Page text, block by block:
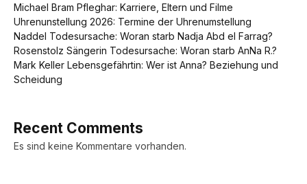
Michael Bram Pfleghar: Karriere, Eltern und Filme
Uhrenunstellung 2026: Termine der Uhrenumstellung
Naddel Todesursache: Woran starb Nadja Abd el Farrag?
Rosenstolz Sängerin Todesursache: Woran starb AnNa R.?
Mark Keller Lebensgefährtin: Wer ist Anna? Beziehung und
Scheidung
Recent Comments
Es sind keine Kommentare vorhanden.